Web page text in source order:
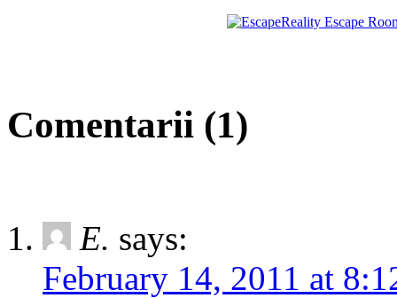
Comentarii (1)
E. says:
February 14, 2011 at